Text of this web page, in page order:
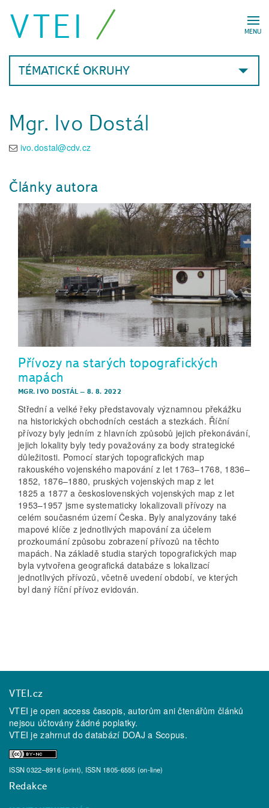
MENU
VTEI
TÉMATICKÉ OKRUHY
Mgr. Ivo Dostál
ivo.dostal@cdv.cz
Články autora
Přívozy na starých topografických
mapách
MGR. IVO DOSTÁL –8. 8. 2022
Střední a velké řeky představovaly významnou překážku
na historických obchodních cestách a stezkách. Říční
přívozy byly jedním z hlavních způsobů jejich překonávání,
jejich lokality byly tedy považovány za body strategické
důležitosti. Pomocí starých topografických map
rakouského vojenského mapování z let 1763–1768, 1836–
1852, 1876–1880, pruských vojenských map z let
1825 a 1877 a československých vojenských map z let
1953–1957 jsme systematicky lokalizovali přívozy na
celém současném území Česka. Byly analyzovány také
mapové klíče z jednotlivých mapování za účelem
prozkoumání způsobu zobrazení přívozů na těchto
mapách. Na základě studia starých topografických map
byla vytvořena geografická databáze s lokalizací
jednotlivých přívozů, včetně uvedení období, ve kterých
byl daný říční přívoz evidován.
VTEI.cz
VTEI je open access časopis, autorům ani čtenářům článků
nejsou účtovány žádné poplatky.
VTEI je zahrnut do databází DOAJ a Scopus.
ISSN 0322–8916 (print), ISSN 1805-6555 (on-line)
Redakce